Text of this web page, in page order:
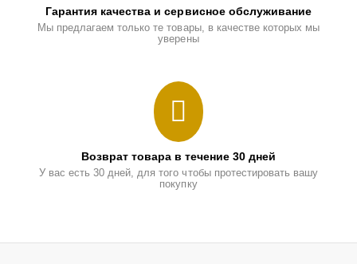
Гарантия качества и сервисное обслуживание
Мы предлагаем только те товары, в качестве которых мы
уверены
Возврат товара в течение 30 дней
У вас есть 30 дней, для того чтобы протестировать вашу
покупку